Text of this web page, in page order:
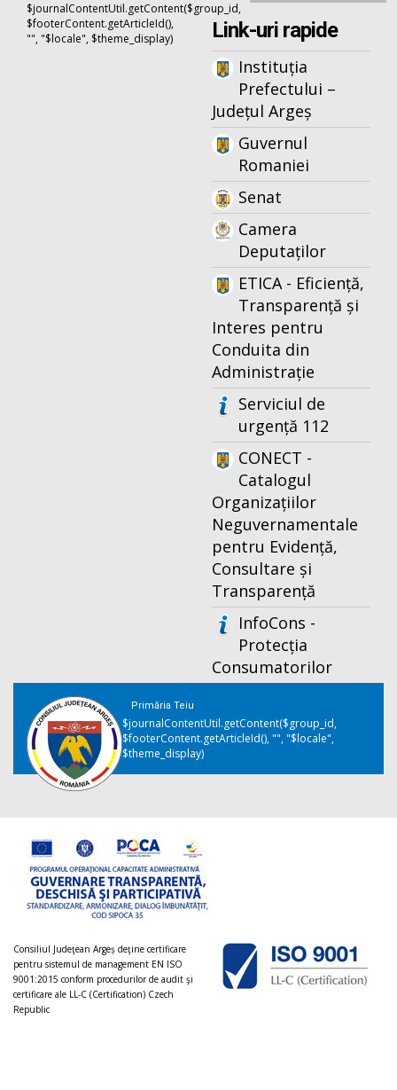
$journalContentUtil.getContent($group_id,
$footerContent.getArticleId(),
"", "$locale", $theme_display)
Link-uri rapide
Instituția
Prefectului –
Județul Argeș
Guvernul
Romaniei
Senat
Camera
Deputaților
ETICA - Eficiență,
Transparență și
Interes pentru
Conduita din
Administrație
Serviciul de
urgență 112
CONECT -
Catalogul
Organizațiilor
Neguvernamentale
pentru Evidență,
Consultare și
Transparență
InfoCons -
Protecția
Consumatorilor
Primăria Teiu
$journalContentUtil.getContent($group_id,
$footerContent.getArticleId(), "", "$locale",
$theme_display)
Consiliul Judeţean Argeș deţine certificare
pentru sistemul de management EN ISO
9001:2015 conform procedurilor de audit şi
certificare ale LL-C (Certification) Czech
Republic